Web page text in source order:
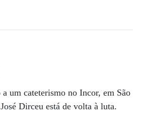
um cateterismo no Incor, em São
Dirceu está de volta à luta.